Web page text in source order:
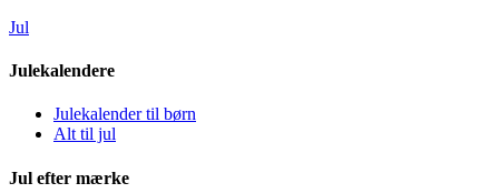
Jul
Julekalendere
Julekalender til børn
Alt til jul
Jul efter mærke